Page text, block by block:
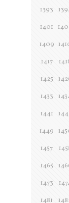
1393
1401
1409
1417
1425
1433
1441
1449
1457
1465
1473
1481